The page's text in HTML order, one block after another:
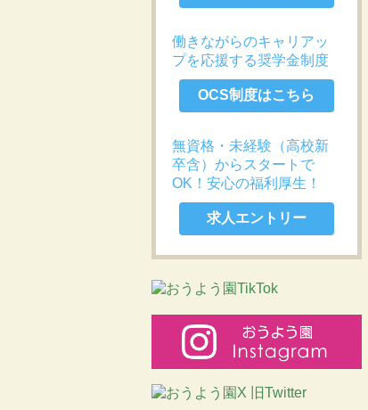
働きながらのキャリアッ
プを応援する奨学金制度
OCS制度はこちら
無資格・未経験（高校新
卒含）からスタートで
OK！安心の福利厚生！
求人エントリー